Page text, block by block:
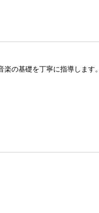
の基礎を丁寧に指導します。